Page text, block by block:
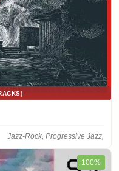
Jazz-Rock, Progressive Jazz,
100%